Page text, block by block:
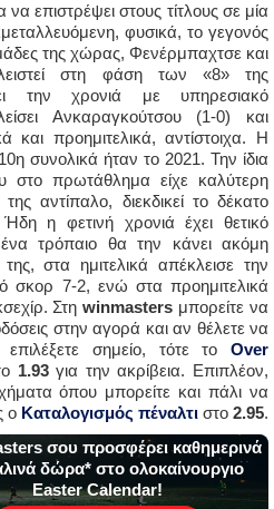
επιστρέψει στους τίτλους σε μία
φυσικά, το γεγονός
της χώρας, Φενέρμπαχτσε και
στη φάση των «8» της
την χρονιά με υπηρεσιακό
Ανκαραγκούτσου (1-0) και
και προημιτελικά, αντίστοιχα. Η
συνολικά ήταν το 2021. Την ίδια
πρωτάθλημα είχε καλύτερη
αντίπαλο, διεκδικεί το δέκατο
η φετινή χρονιά έχει θετικό
τρόπαιο θα την κάνει ακόμη
στα ημιτελικά απέκλεισε την
σκορ 7-2, ενώ στα προημιτελικά
Στηwinmasters μπορείτε να
στην αγορά και αν θέλετε να
σημείο, τότε το Over
1.93για την ακρίβεια. Επιπλέον,
όπου μπορείτε και πάλι να
ο Καταλογισμός πέναλτι στο 2.95.
σου προσφέρει καθημερινά
δώρα* στο ολοκαίνουργιο
Εaster Calendar!